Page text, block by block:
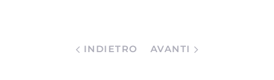
INDIETRO AVANTI